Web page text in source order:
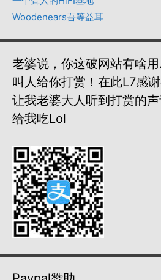
Woodenears吾等益耳
老婆说，你这破网站有啥
叫人给你打赏！在此L7感
让我老婆大人听到打赏的
给我吃lol